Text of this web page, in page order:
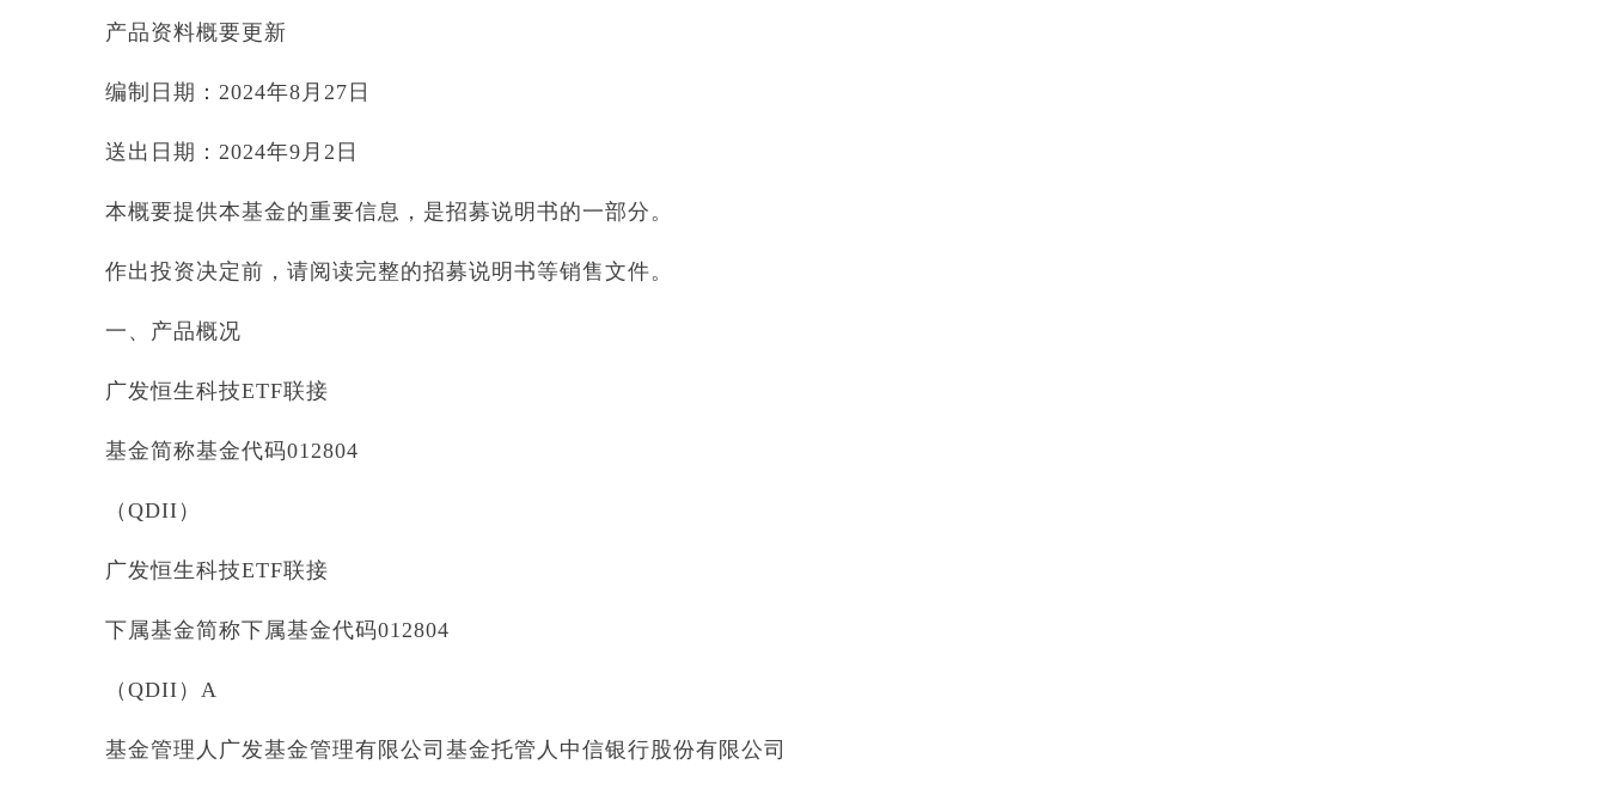
产品资料概要更新
编制日期：2024年8月27日
送出日期：2024年9月2日
本概要提供本基金的重要信息，是招募说明书的一部分。
作出投资决定前，请阅读完整的招募说明书等销售文件。
一、产品概况
广发恒生科技ETF联接
基金简称基金代码012804
（QDII）
广发恒生科技ETF联接
下属基金简称下属基金代码012804
（QDII）A
基金管理人广发基金管理有限公司基金托管人中信银行股份有限公司